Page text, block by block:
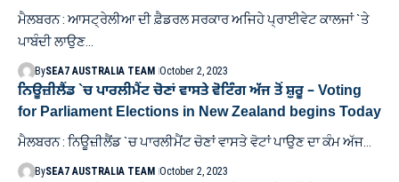
ਮੈਲਬਰਨ : ਆਸਟ੍ਰੇਲੀਆ ਦੀ ਫ਼ੈਡਰਲ ਸਰਕਾਰ ਅਜਿਹੇ ਪ੍ਰਾਈਵੇਟ ਕਾਲਜਾਂ `ਤੇ
ਪਾਬੰਦੀ ਲਾਉਣ…
BySEA7 AUSTRALIA TEAM October 2, 2023
ਨਿਊਜ਼ੀਲੈਂਡ `ਚ ਪਾਰਲੀਮੈਂਟ ਚੋਣਾਂ ਵਾਸਤੇ ਵੋਟਿੰਗ ਅੱਜ ਤੋਂ ਸ਼ੁਰੂ – Voting
for Parliament Elections in New Zealand begins Today
ਮੈਲਬਰਨ : ਨਿਊਜ਼ੀਲੈਂਡ `ਚ ਪਾਰਲੀਮੈਂਟ ਚੋਣਾਂ ਵਾਸਤੇ ਵੋਟਾਂ ਪਾਉਣ ਦਾ ਕੰਮ ਅੱਜ…
BySEA7 AUSTRALIA TEAM October 2, 2023